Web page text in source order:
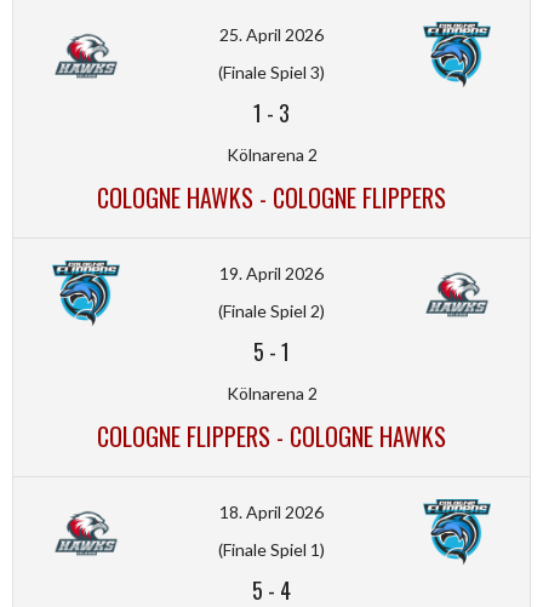
25. April 2026
(Finale Spiel 3)
1 - 3
Kölnarena 2
COLOGNE HAWKS - COLOGNE FLIPPERS
19. April 2026
(Finale Spiel 2)
5 -1
Kölnarena 2
COLOGNE FLIPPERS - COLOGNE HAWKS
18. April 2026
(Finale Spiel 1)
5 - 4